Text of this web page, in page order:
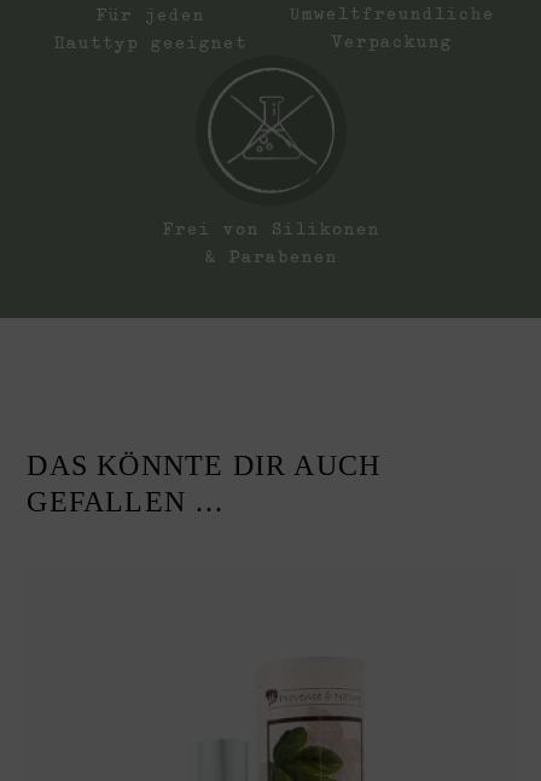
Für jeden
Hauttyp geeignet
Umweltfreundliche
Verpackung
Frei von Silikonen
& Parabenen
DAS KÖNNTE DIR AUCH
GEFALLEN …